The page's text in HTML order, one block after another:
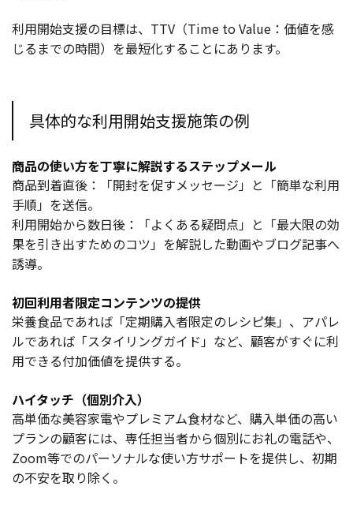
利用開始支援の目標は、TTV（Time to Value：価値を感
じるまでの時間）を最短化することにあります。
具体的な利用開始支援施策の例
商品の使い方を丁寧に解説するステップメール
商品到着直後：「開封を促すメッセージ」と「簡単な利用
手順」を送信。
利用開始から数日後：「よくある疑問点」と「最大限の効
果を引き出すためのコツ」を解説した動画やブログ記事へ
誘導。
初回利用者限定コンテンツの提供
栄養食品であれば「定期購入者限定のレシピ集」、アパレ
ルであれば「スタイリングガイド」など、顧客がすぐに利
用できる付加価値を提供する。
ハイタッチ（個別介入）
高単価な美容家電やプレミアム食材など、購入単価の高い
プランの顧客には、専任担当者から個別にお礼の電話や、
Zoom等でのパーソナルな使い方サポートを提供し、初期
の不安を取り除く。